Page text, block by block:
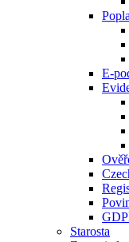
E-
Starosta